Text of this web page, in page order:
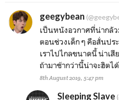
geegybean
เป็นหนังอวกาศที่น่ากลัว
ตอนช่วงเด็ก ๆ คือสั่นปร
เราไปไกลขนาดนี้ น่าเ
ถ้ามาช้ากว่านี้น่าจะฮิตไ
8th August 2019, 5:47 pm
Sleeping Slave